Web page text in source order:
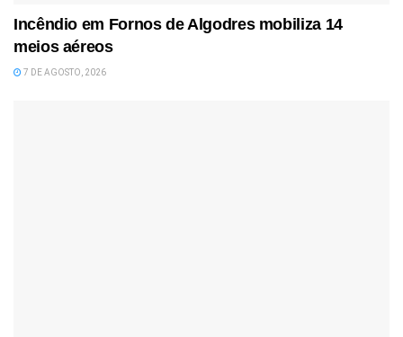
Incêndio em Fornos de Algodres mobiliza 14
meios aéreos
7 DE AGOSTO, 2026